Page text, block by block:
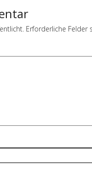
Erforderliche